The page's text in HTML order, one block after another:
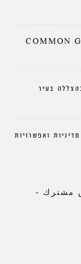
ואפשרויות
مشترك –